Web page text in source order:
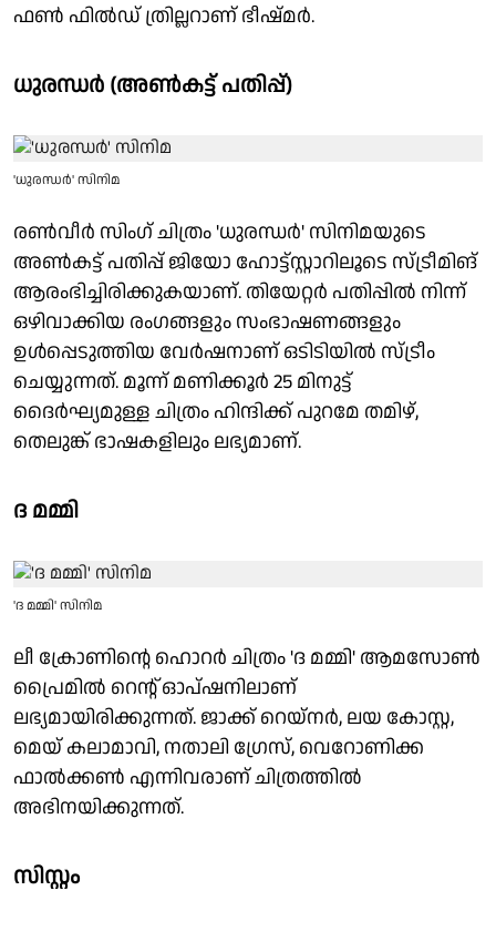
ഫൺ ഫിൽഡ് ത്രില്ലറാണ് ഭീഷ്മർ.
ധുരന്ധർ (അൺകട്ട് പതിപ്പ്)
'ധുരന്ധർ' സിനിമ
രൺവീർ സിംഗ് ചിത്രം 'ധുരന്ധർ' സിനിമയുടെ
അൺകട്ട് പതിപ്പ് ജിയോ ഹോട്ട്സ്റ്റാറിലൂടെ സ്ട്രീമിങ്
ആരംഭിച്ചിരിക്കുകയാണ്. തിയേറ്റർ പതിപ്പിൽ നിന്ന്
ഒഴിവാക്കിയ രംഗങ്ങളും സംഭാഷണങ്ങളും
ഉൾപ്പെടുത്തിയ വേർഷനാണ് ഒടിടിയിൽ സ്ട്രീം
ചെയ്യുന്നത്. മൂന്ന് മണിക്കൂർ 25 മിനുട്ട്
ദൈർഘ്യമുള്ള ചിത്രം ഹിന്ദിക്ക് പുറമേ തമിഴ്,
തെലുങ്ക് ഭാഷകളിലും ലഭ്യമാണ്.
ദ മമ്മി
'ദ മമ്മി' സിനിമ
ലീ ക്രോണിന്റെ ഹൊറർ ചിത്രം 'ദ മമ്മി' ആമസോൺ
പ്രൈമിൽ റെന്റ് ഓപ്ഷനിലാണ്
ലഭ്യമായിരിക്കുന്നത്. ജാക്ക് റെയ്‌നർ, ലയ കോസ്റ്റ,
മെയ് കലാമാവി, നതാലി ഗ്രേസ്, വെറോണിക്ക
ഫാൽക്കൺ എന്നിവരാണ് ചിത്രത്തിൽ
അഭിനയിക്കുന്നത്.
സിസ്റ്റം